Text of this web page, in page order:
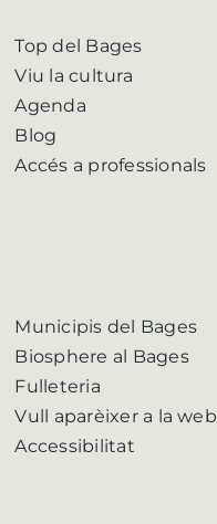
Top del Bages
Viu la cultura
Agenda
Blog
Accés a professionals
Municipis del Bages
Biosphere al Bages
Fulleteria
Vull aparèixer a la web
Accessibilitat